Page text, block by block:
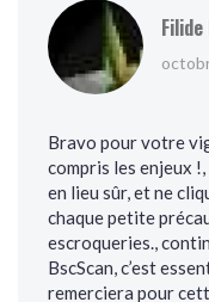
Filide
Bravo pour votre
compris les enjeux
en lieu sûr, et ne
chaque petite
escroqueries.,
BscScan, c’est
remerciera pour